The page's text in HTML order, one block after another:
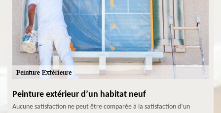
Peinture extérieur d’un habitat neuf
Aucune satisfaction ne peut être comparée à la satisfaction d’un